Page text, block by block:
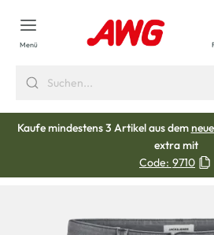
springen
Menü
Kaufe mindestens 3 Artikel aus dem
extra mit
Code: 9710